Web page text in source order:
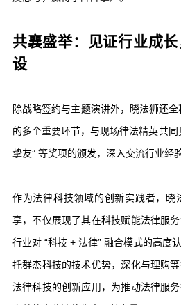
共襄盛举：见证行业成
设
除战略签约与主题演讲外，晓法狮还
的多个重要环节，与现场律法精英共同
挚友” 等奖项的颁发，深入交流行业经
作为法律科技领域的创新实践者，晓
享，不仅展现了其在科技赋能法律服
行业对 “科技 + 法律” 融合模式的高度
托群杰科技的技术优势，深化与理购
法律科技的创新应用，为推动法律服